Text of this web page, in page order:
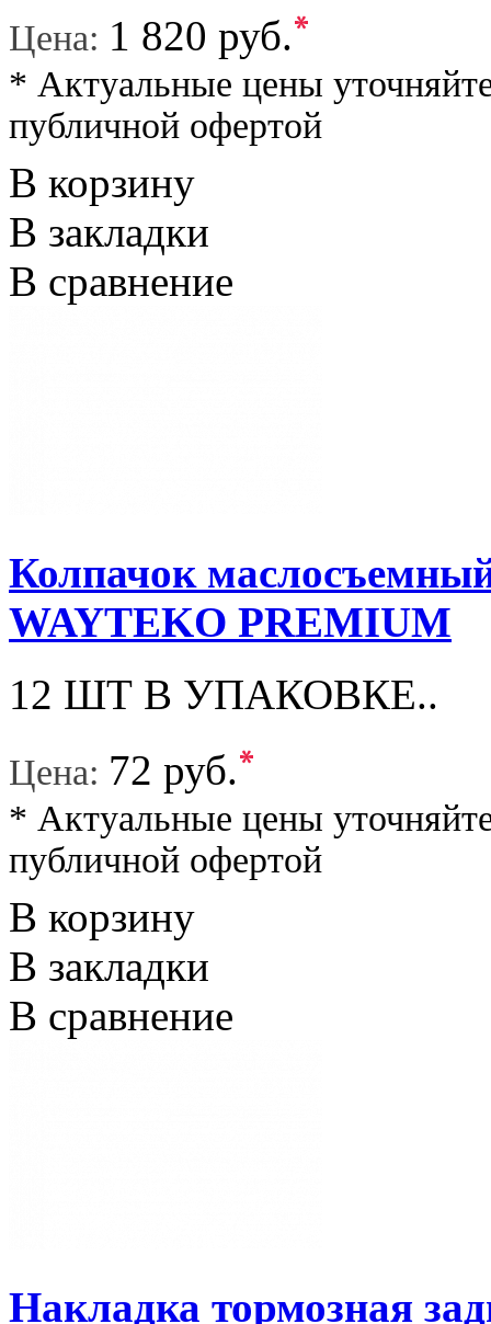
Цена: 1 820 руб.*
* Актуальные цены
публичной офертой
В корзину
В закладки
В сравнение
Колпачок
WAYTEKO PREMIUM
12 ШТ В УПАКОВКЕ..
Цена: 72 руб.*
* Актуальные цены
публичной офертой
В корзину
В закладки
В сравнение
Накладка тормозная